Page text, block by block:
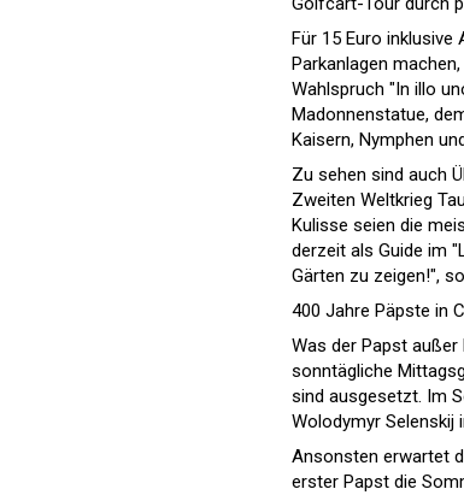
Für 15 Euro inklusive
Parkanlagen
Wahlspruch "In illo
Madonnenstatue,
Kaisern, Nymphen
Zu sehen sind auch
Zweiten Weltkrieg
Kulisse seien die
derzeit als Guide im
Gärten zu zeigen!",
400 Jahre Päpste in
Was der Papst
sonntägliche
sind ausgesetzt. Im
Wolodymyr Selenskij
Ansonsten erwartet
erster Papst die